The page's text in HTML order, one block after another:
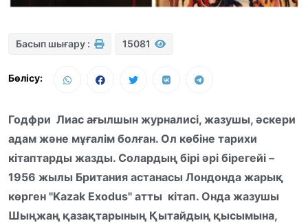
Басып шығару : 15081
Бөлісу:
Годфри Лиас ағылшын журналисі, жазушы, әскери
адам және мұғалім болған. Ол көбіне тарихи
кітаптарды жазды. Солардың бірі әрі бірегейі –
1956 жылы Британия астанасы Лондонда жарық
көрген "Kazak Exodus" атты кітап. Онда жазушы
Шыңжаң қазақтарының Қытайдың қысымына,